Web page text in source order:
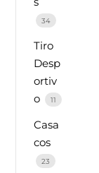
34
Tiro
Desp
ortiv
o
11
Casa
cos
23